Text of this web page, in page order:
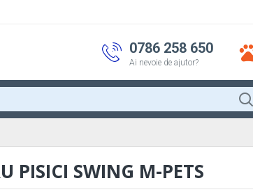
0786 258 650
Ai nevoie de ajutor?
PISICI SWING M-PETS